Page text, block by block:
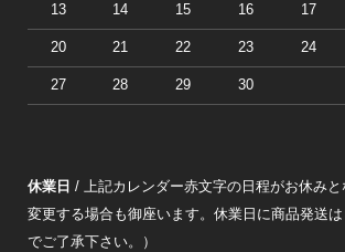
13 14 15 16 17
20 21 22 23 24
27 28 29 30
休業日 / 上記カレンダー赤文字の日程がお休み
変更する場合も御座います。休業日に商品発送
でご了承下さい。）